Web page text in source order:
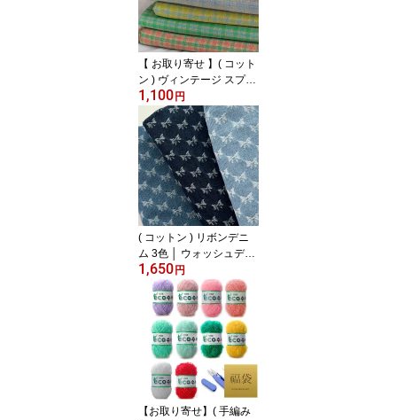
【 お取り寄せ 】( コット
ン ) ヴィンテージ スプリ
ング チェック ウォッシ
ング コットン 5種類 │ 1
60cm大幅 【 商用利用可
】
1,100 円
( コットン ) リボンデニ
ム 3色 │ ウォッシュデニ
ム【 商用利用可 】【 お
取り寄せ色有 】
1,650 円
【お取り寄せ】( 手編み